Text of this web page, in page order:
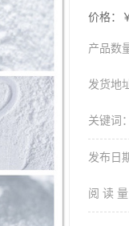
价格：
产品数
发货地
关键词：
发布日
阅 读 量